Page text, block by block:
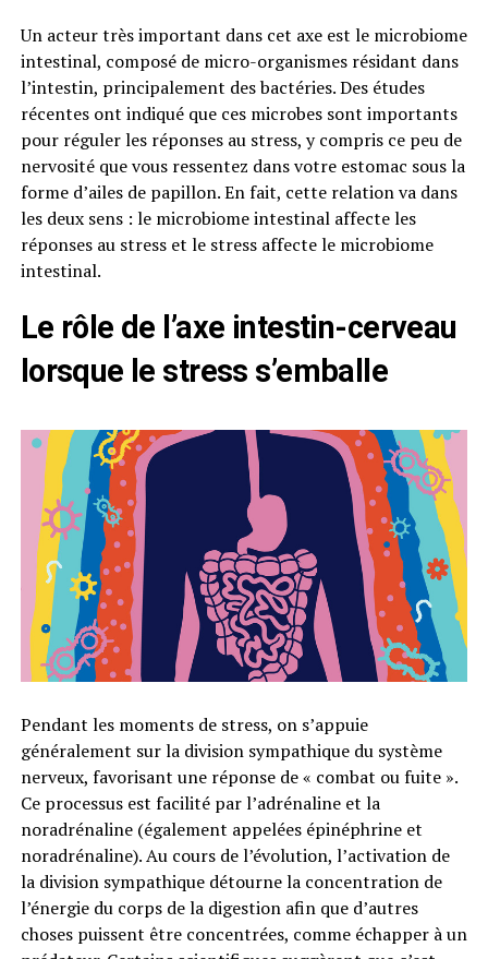
Un acteur très important dans cet axe est le microbiome
intestinal, composé de micro-organismes résidant dans
l’intestin, principalement des bactéries. Des études
récentes ont indiqué que ces microbes sont importants
pour réguler les réponses au stress, y compris ce peu de
nervosité que vous ressentez dans votre estomac sous la
forme d’ailes de papillon. En fait, cette relation va dans
les deux sens : le microbiome intestinal affecte les
réponses au stress et le stress affecte le microbiome
intestinal.
Le rôle de l’axe intestin-cerveau
lorsque le stress s’emballe
Pendant les moments de stress, on s’appuie
généralement sur la division sympathique du système
nerveux, favorisant une réponse de « combat ou fuite ».
Ce processus est facilité par l’adrénaline et la
noradrénaline (également appelées épinéphrine et
noradrénaline). Au cours de l’évolution, l’activation de
la division sympathique détourne la concentration de
l’énergie du corps de la digestion afin que d’autres
choses puissent être concentrées, comme échapper à un